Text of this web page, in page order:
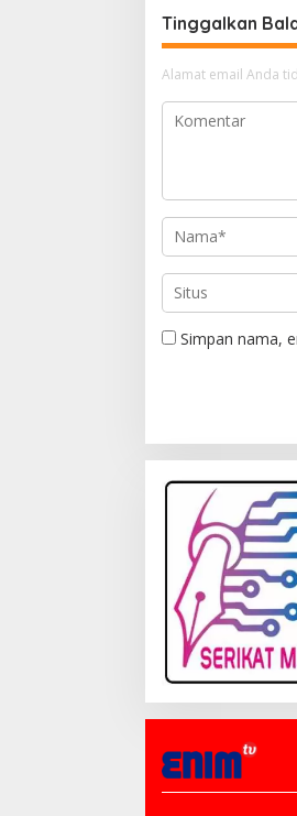
Tinggalkan
Alamat email Anda
Simpan nama,